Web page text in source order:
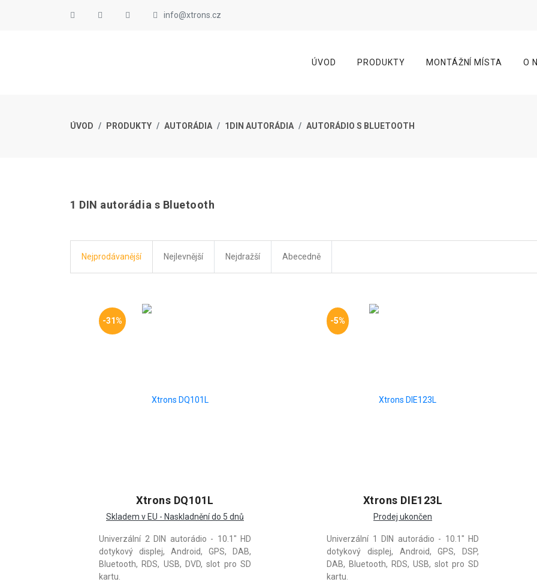
info@xtrons.cz
ÚVOD PRODUKTY MONTÁŽNÍ MÍSTA O
ÚVOD PRODUKTY AUTORÁDIA 1DIN AUTORÁDIA AUTORÁDIO S BLUETOOTH
1 DIN autorádia s Bluetooth
Nejprodávanější Nejlevnější Nejdražší Abecedně
-31%
Xtrons DQ101L
Skladem v EU - Naskladnění do 5 dnů
Univerzální 2 DIN autorádio - 10.1" HD
dotykový displej, Android, GPS, DAB,
Bluetooth, RDS, USB, DVD, slot pro SD
kartu.
-5%
Xtrons DIE123L
Prodej ukončen
Univerzální 1 DIN autorádio - 10.1" HD
dotykový displej, Android, GPS, DSP,
DAB, Bluetooth, RDS, USB, slot pro SD
kartu.